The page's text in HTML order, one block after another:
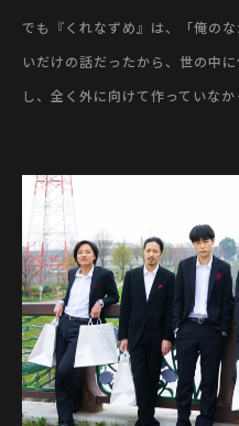
でも『くれなずめ』は、「俺の
いだけの話だったから、世の中
し、全く外に向けて作っていなか